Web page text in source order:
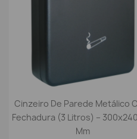
Vista rápida
Cinzeiro De Parede Metálico
Fechadura (3 Litros) –
Mm